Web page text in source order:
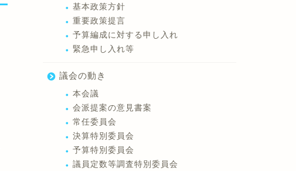
基本政策方針
重要政策提言
予算編成に対する申し入れ
緊急申し入れ等
議会の動き
本会議
会派提案の意見書案
常任委員会
決算特別委員会
予算特別委員会
議員定数等調査特別委員会